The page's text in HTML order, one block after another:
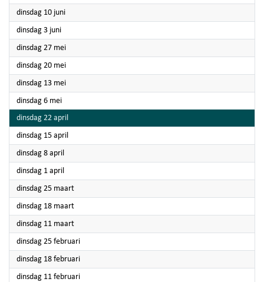
dinsdag 10 juni2025
dinsdag 3 juni2025
dinsdag 27 mei2025
dinsdag 20 mei2025
dinsdag 13 mei2025
dinsdag 6 mei2025
dinsdag 22 april
dinsdag 15 april
dinsdag 8 april
dinsdag 1 april
dinsdag 25 maart2025
dinsdag 18 maart2025
dinsdag 11 maart2025
dinsdag 25 februari2025
dinsdag 18 februari2025
dinsdag 11 februari2025